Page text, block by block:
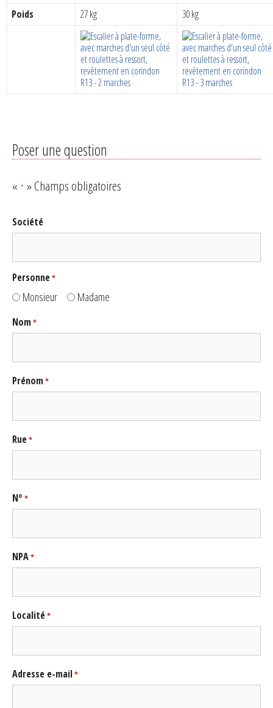
Poids
27 kg 30 kg
Poser une question
« * » Champs obligatoires
Société
Personne*
Monsieur Madame
Nom*
Prénom*
Rue*
N° *
NPA*
Localité*
Adresse e-mail*